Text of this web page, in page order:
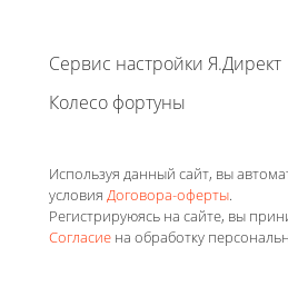
Сервис настройки Я.Директ
Колесо фортуны
Используя данный сайт, вы
условия Договора-оферты.
Регистрируюясь на сайте, вы
Согласие на обработку